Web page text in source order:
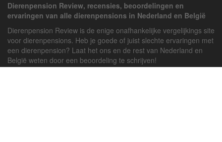
Dierenpension Review, recensies, beoordelingen en
ervaringen van alle dierenpensions in Nederland en België
Dierenpension Review is de enige onafhankelijke vergelijkings site
voor dierenpensions. Heb je goede of juist slechte ervaringen met
een dierenpension? Laat het ons en de rest van Nederland en
België weten door een beoordeling te schrijven!